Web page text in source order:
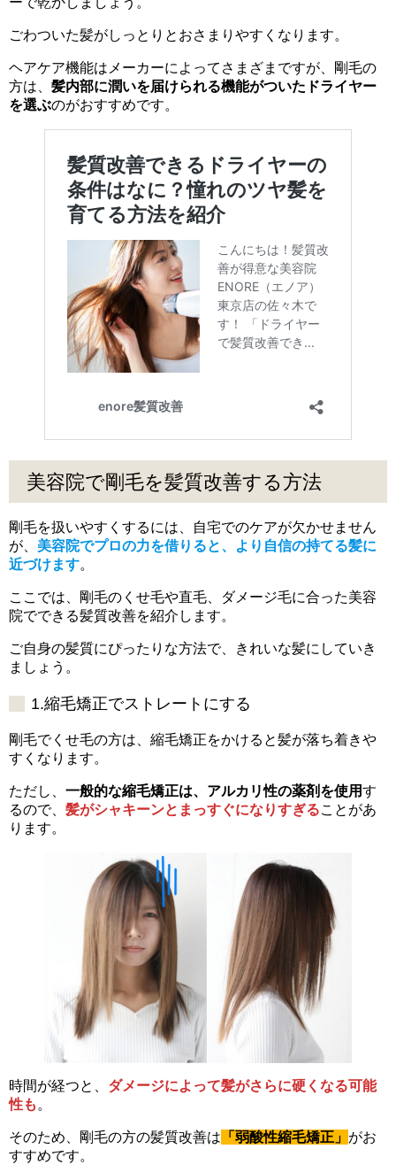
ごわついた髪がしっとりとおさまりやすくなります。
ヘアケア機能はメーカーによってさまざまですが、剛毛の
方は、 髪内部に潤いを届けられる機能がついたドライヤー
を選ぶのがおすすめです。
美容院で剛毛を髪質改善する方法
剛毛を扱いやすくするには、自宅でのケアが欠かせません
が、 美容院でプロの力を借りると、より自信の持てる髪に
近づけます。
ここでは、剛毛のくせ毛や直毛、ダメージ毛に合った美容
院でできる髪質改善を紹介します。
ご自身の髪質にぴったりな方法で、きれいな髪にしていき
ましょう。
1.縮毛矯正でストレートにする
剛毛でくせ毛の方は、縮毛矯正をかけると髪が落ち着きや
すくなります。
ただし、 一般的な縮毛矯正は、アルカリ性の薬剤を使用す
るので、 髪がシャキーンとまっすぐになりすぎることがあ
ります。
時間が経つと、 ダメージによって髪がさらに硬くなる可能
性も 。
そのため、剛毛の方の髪質改善は 「弱酸性縮毛矯正」 がお
すすめです。